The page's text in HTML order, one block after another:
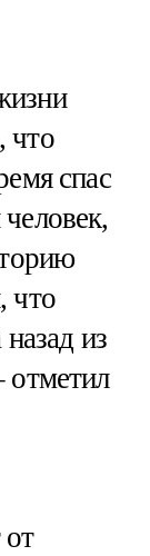
что
спас
что
из
отметил